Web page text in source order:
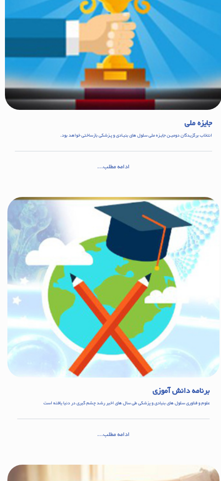
جایزه ملی
انتخاب برگزیدگان دومیـن جایـزه ملی سلول های بنیـادی و پـزشکی بازساختی خواهد بود.
ادامه مطلب...
برنامه دانش آموزی
علوم و فناوری سلول های بنیادی و پزشکی طی سال های اخیر رشد چشم گیری در دنیا یافته است
ادامه مطلب...